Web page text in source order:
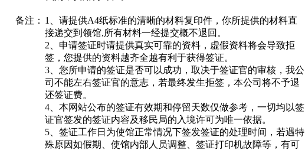
备注： 1、请提供A4纸标准的清晰的材料复印件，你所提供的材料直
接递交到领馆,所有材料一经提交概不退回。
2、申请签证时请提供真实可靠的资料，虚假资料将会导致拒
签，您提供的资料越齐全越有利于获得签证。
3、您所申请的签证是否可以成功，取决于签证官的审核，我公
司不能左右签证官的意志，若最终发生拒签，本公司将不予退
还签证费。
4、本网站公布的签证有效期和停留天数仅做参考，一切均以签
证官签发的签证内容及移民局的入境许可为唯一依据。
5、签证工作日为使馆正常情况下签发签证的处理时间，若遇特
殊原因如假期、使馆内部人员调整、签证打印机故障等，有可